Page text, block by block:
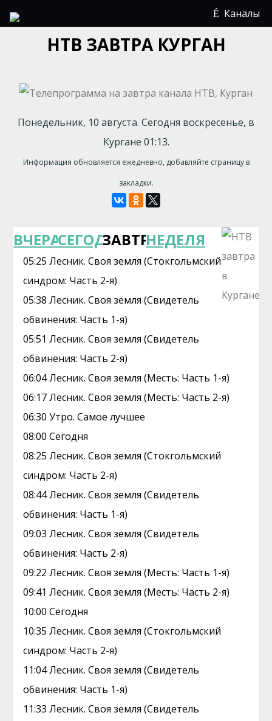
Каналы
НТВ ЗАВТРА КУРГАН
Понедельник, 10 августа. Сегодня воскресенье, в
Кургане 01:13.
Информация обновляется ежедневно, добавляйте страницу в
закладки.
ВЧЕРАСЕГОДНЯЗАВТРАНЕДЕЛЯ
05:25 Лесник. Своя земля (Стокгольмский
синдром: Часть 2-я)
05:38 Лесник. Своя земля (Свидетель
обвинения: Часть 1-я)
05:51 Лесник. Своя земля (Свидетель
обвинения: Часть 2-я)
06:04 Лесник. Своя земля (Месть: Часть 1-я)
06:17 Лесник. Своя земля (Месть: Часть 2-я)
06:30 Утро. Самое лучшее
08:00 Сегодня
08:25 Лесник. Своя земля (Стокгольмский
синдром: Часть 2-я)
08:44 Лесник. Своя земля (Свидетель
обвинения: Часть 1-я)
09:03 Лесник. Своя земля (Свидетель
обвинения: Часть 2-я)
09:22 Лесник. Своя земля (Месть: Часть 1-я)
09:41 Лесник. Своя земля (Месть: Часть 2-я)
10:00 Сегодня
10:35 Лесник. Своя земля (Стокгольмский
синдром: Часть 2-я)
11:04 Лесник. Своя земля (Свидетель
обвинения: Часть 1-я)
11:33 Лесник. Своя земля (Свидетель